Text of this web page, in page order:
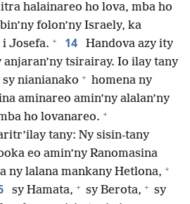
halainareo ho lova, mba ho
folon’ny Israely, ka
Josefa. + 14
Handova azy ity
tsirairay. Io ilay tany
nianianako + homena ny
aminareo amin’ny alalan’ny
ho lovanareo. +
tany: Ny sisin-tany
eo amin’ny Ranomasina
ny lalana mankany Hetlona, +
sy Hamata, + sy Berota, + sy